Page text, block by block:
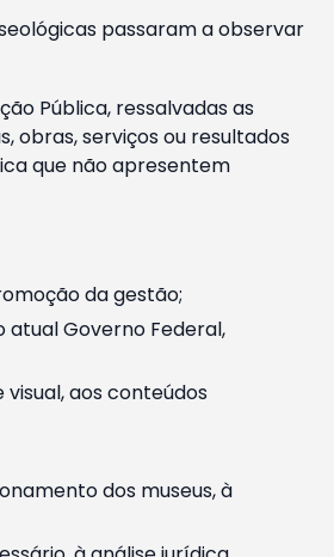
passaram a observar
Pública, ressalvadas as
obras, serviços ou resultados
que não apresentem
da gestão;
atual Governo Federal,
aos conteúdos
dos museus, à